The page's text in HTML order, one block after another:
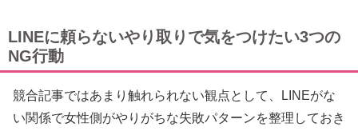
LINEに頼らないやり取りで気をつけたい3つの
NG行動
競合記事ではあまり触れられない観点として、LINEがな
い関係で女性側がやりがちな失敗パターンを整理しておき